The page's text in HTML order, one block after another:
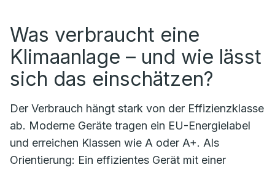
Was verbraucht eine
Klimaanlage – und wie lässt
sich das einschätzen?
Der Verbrauch hängt stark von der Effizienzklasse
ab. Moderne Geräte tragen ein EU-Energielabel
und erreichen Klassen wie A oder A+. Als
Orientierung: Ein effizientes Gerät mit einer